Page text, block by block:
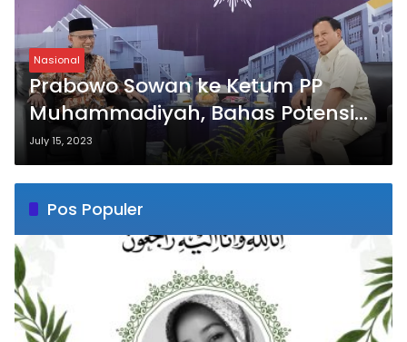
Nasional
Prabowo Sowan ke Ketum PP
Muhammadiyah, Bahas Potensi
Anak Bangsa
July 15, 2023
Pos Populer